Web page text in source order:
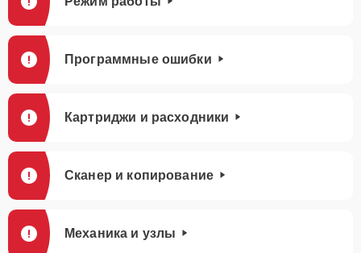
Программные ошибки
Картриджи и расходники
Сканер и копирование
Механика и узлы